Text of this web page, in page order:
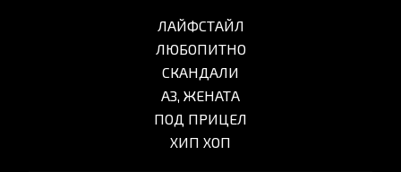
ЛАЙФСТАЙЛ
ЛЮБОПИТНО
СКАНДАЛИ
АЗ, ЖЕНАТА
ПОД ПРИЦЕЛ
ХИП ХОП